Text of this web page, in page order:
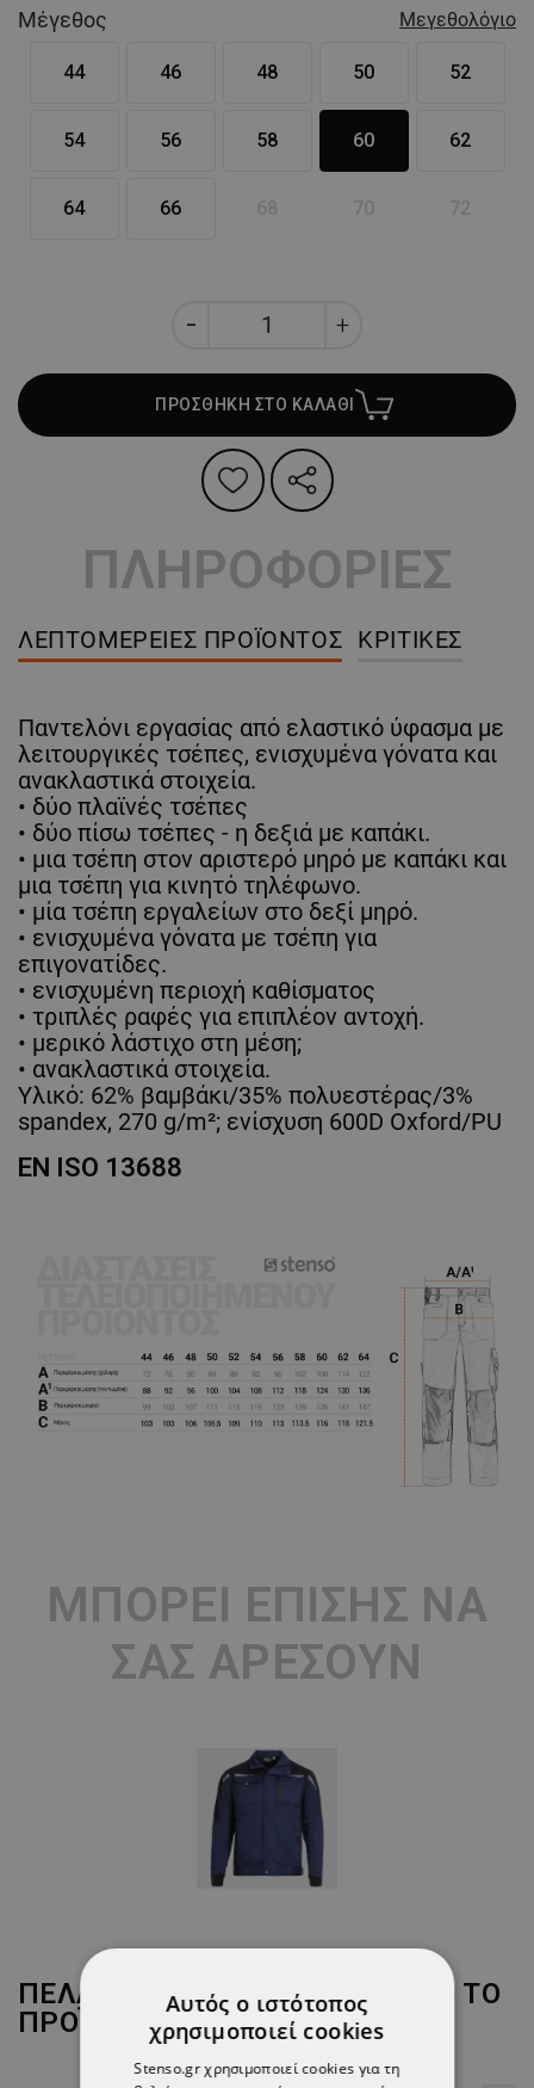
Μέγεθος Μεγεθολόγιο
44 46 48 50 52
54 56 58 60 62
64 66
ΠΡΟΣΘΗΚΗ ΣΤΟ ΚΑΛΑΘΙ
ΠΛΗΡΟΦΟΡΙΕΣ
ΛΕΠΤΟΜΈΡΕΙΕΣ ΠΡΟΪΌΝΤΟΣ ΚΡΙΤΙΚΈΣ
Παντελόνι εργασίας από ελαστικό ύφασμα με
λειτουργικές τσέπες, ενισχυμένα γόνατα και
ανακλαστικά στοιχεία.
• δύο πλαϊνές τσέπες
• δύο πίσω τσέπες - η δεξιά με καπάκι.
• μια τσέπη στον αριστερό μηρό με καπάκι και
μια τσέπη για κινητό τηλέφωνο.
• μία τσέπη εργαλείων στο δεξί μηρό.
• ενισχυμένα γόνατα με τσέπη για
επιγονατίδες.
• ενισχυμένη περιοχή καθίσματος
• τριπλές ραφές για επιπλέον αντοχή.
• μερικό λάστιχο στη μέση;
• ανακλαστικά στοιχεία.
Υλικό: 62% βαμβάκι/35% πολυεστέρας/3%
spandex, 270 g/m²; ενίσχυση 600D Oxford/PU
EN ISO 13688
ΜΠΟΡΕΊ ΕΠΊΣΗΣ ΝΑ
ΣΑΣ ΑΡΈΣΟΥΝ
ΠΕΛΆΤΕΣ ΠΟΥ ΑΓΌΡΑΣΑΝ ΑΥΤΌ ΤΟ
ΠΡΟΪΌΝ, ΑΓΌΡΑΣΑΝ ΕΠΊΣΗΣ:
Αυτός ο ιστότοπος
χρησιμοποιεί cookies
Stenso.gr χρησιμοποιεί cookies για τη